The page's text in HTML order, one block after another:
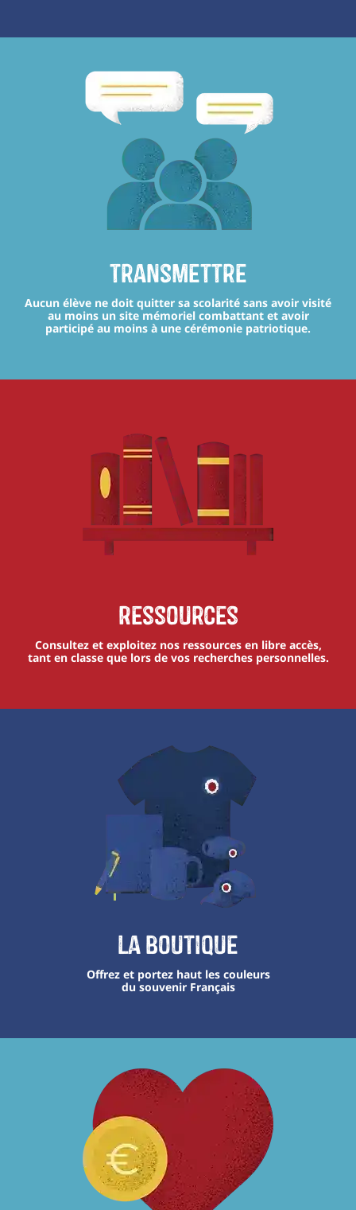
transmettre
Aucun élève ne doit quitter sa scolarité sans avoir visité
au moins un site mémoriel combattant et avoir
participé au moins à une cérémonie patriotique.
Ressources
Consultez et exploitez nos ressources en libre accès,
tant en classe que lors de vos recherches personnelles.
La boutique
Offrez et portez haut les couleurs
du souvenir Français